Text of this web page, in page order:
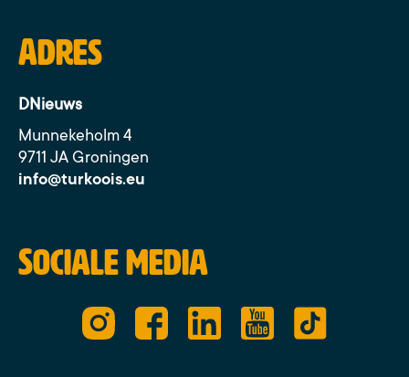
Adres
DNieuws
Munnekeholm 4
9711 JA Groningen
info@turkoois.eu
Sociale media